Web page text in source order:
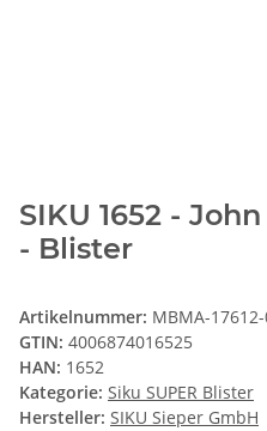
SIKU 1652 -
- Blister
Artikelnummer: MBMA-
GTIN: 4006874016525
HAN: 1652
Kategorie: Siku SUPER Blister
Hersteller: SIKU Sieper GmbH